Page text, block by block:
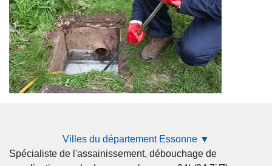
Villes du département Essonne ▼
Spécialiste de l'assainissement, débouchage de